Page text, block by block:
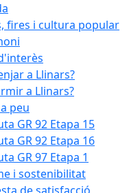
fires i cultura popular
a Llinars?
a Llinars?
peu
GR 92 Etapa 15
GR 92 Etapa 16
GR 97 Etapa 1
i sostenibilitat